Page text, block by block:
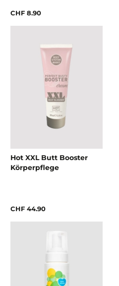
CHF 8.90
Hot XXL Butt Booster
Körperpflege
CHF 44.90